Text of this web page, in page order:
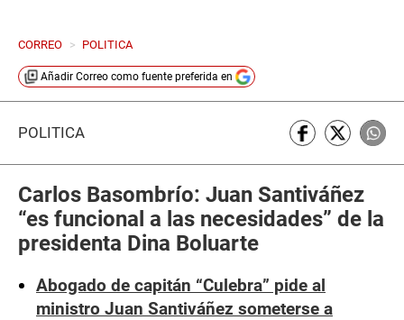
CORREO > POLITICA
Añadir Correo como fuente preferida en
POLÍTICA
Carlos Basombrío: Juan Santiváñez
“es funcional a las necesidades” de la
presidenta Dina Boluarte
Abogado de capitán “Culebra” pide al
ministro Juan Santiváñez someterse a